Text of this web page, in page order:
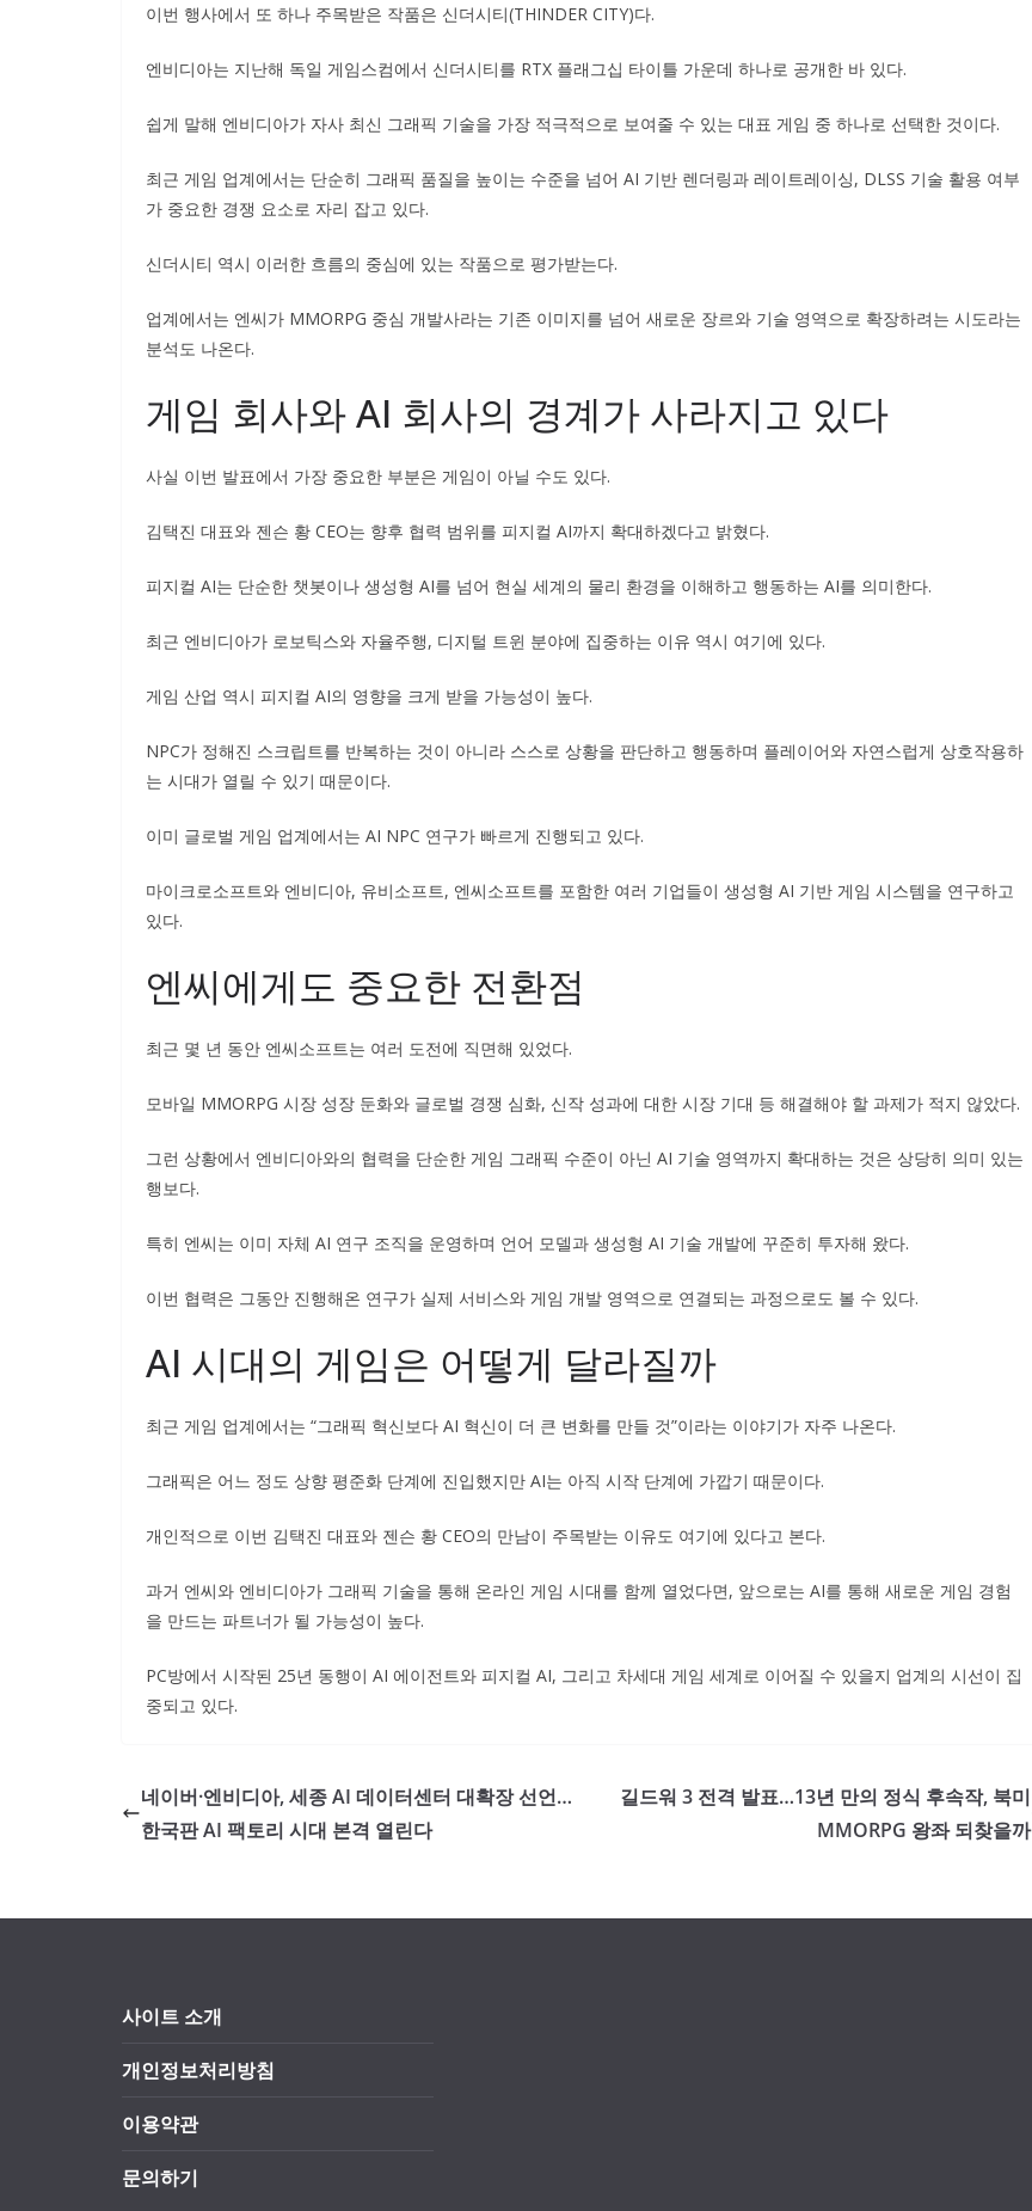
이번 행사에서 또 하나 주목받은 작품은 신더시티(THINDER CITY)다.
엔비디아는 지난해 독일 게임스컴에서 신더시티를 RTX 플래그십 타이틀 가운데 하나로 공개한 바 있다.
쉽게 말해 엔비디아가 자사 최신 그래픽 기술을 가장 적극적으로 보여줄 수 있는 대표 게임 중 하나로 선택한 것이다.
최근 게임 업계에서는 단순히 그래픽 품질을 높이는 수준을 넘어 AI 기반 렌더링과 레이트레이싱, DLSS 기술 활용 여부
가 중요한 경쟁 요소로 자리 잡고 있다.
신더시티 역시 이러한 흐름의 중심에 있는 작품으로 평가받는다.
업계에서는 엔씨가 MMORPG 중심 개발사라는 기존 이미지를 넘어 새로운 장르와 기술 영역으로 확장하려는 시도라는
분석도 나온다.
게임 회사와 AI 회사의 경계가 사라지고 있다
사실 이번 발표에서 가장 중요한 부분은 게임이 아닐 수도 있다.
김택진 대표와 젠슨 황 CEO는 향후 협력 범위를 피지컬 AI까지 확대하겠다고 밝혔다.
피지컬 AI는 단순한 챗봇이나 생성형 AI를 넘어 현실 세계의 물리 환경을 이해하고 행동하는 AI를 의미한다.
최근 엔비디아가 로보틱스와 자율주행, 디지털 트윈 분야에 집중하는 이유 역시 여기에 있다.
게임 산업 역시 피지컬 AI의 영향을 크게 받을 가능성이 높다.
NPC가 정해진 스크립트를 반복하는 것이 아니라 스스로 상황을 판단하고 행동하며 플레이어와 자연스럽게 상호작용하
는 시대가 열릴 수 있기 때문이다.
이미 글로벌 게임 업계에서는 AI NPC 연구가 빠르게 진행되고 있다.
마이크로소프트와 엔비디아, 유비소프트, 엔씨소프트를 포함한 여러 기업들이 생성형 AI 기반 게임 시스템을 연구하고
있다.
엔씨에게도 중요한 전환점
최근 몇 년 동안 엔씨소프트는 여러 도전에 직면해 있었다.
모바일 MMORPG 시장 성장 둔화와 글로벌 경쟁 심화, 신작 성과에 대한 시장 기대 등 해결해야 할 과제가 적지 않았다.
그런 상황에서 엔비디아와의 협력을 단순한 게임 그래픽 수준이 아닌 AI 기술 영역까지 확대하는 것은 상당히 의미 있는
행보다.
특히 엔씨는 이미 자체 AI 연구 조직을 운영하며 언어 모델과 생성형 AI 기술 개발에 꾸준히 투자해 왔다.
이번 협력은 그동안 진행해온 연구가 실제 서비스와 게임 개발 영역으로 연결되는 과정으로도 볼 수 있다.
AI 시대의 게임은 어떻게 달라질까
최근 게임 업계에서는 “그래픽 혁신보다 AI 혁신이 더 큰 변화를 만들 것”이라는 이야기가 자주 나온다.
그래픽은 어느 정도 상향 평준화 단계에 진입했지만 AI는 아직 시작 단계에 가깝기 때문이다.
개인적으로 이번 김택진 대표와 젠슨 황 CEO의 만남이 주목받는 이유도 여기에 있다고 본다.
과거 엔씨와 엔비디아가 그래픽 기술을 통해 온라인 게임 시대를 함께 열었다면, 앞으로는 AI를 통해 새로운 게임 경험
을 만드는 파트너가 될 가능성이 높다.
PC방에서 시작된 25년 동행이 AI 에이전트와 피지컬 AI, 그리고 차세대 게임 세계로 이어질 수 있을지 업계의 시선이 집
중되고 있다.
네이버·엔비디아, 세종 AI 데이터센터 대확장 선언…
한국판 AI 팩토리 시대 본격 열린다
길드워 3 전격 발표…13년 만의 정식 후속작, 북미
MMORPG 왕좌 되찾을까
사이트 소개
개인정보처리방침
이용약관
문의하기